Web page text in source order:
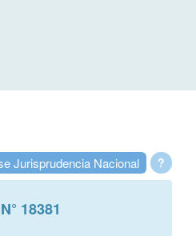
?
Jurisprudencia Nacional
N° 18381